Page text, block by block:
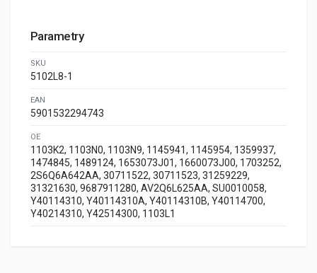
Parametry
SKU
5102L8-1
EAN
5901532294743
OE
1103K2, 1103N0, 1103N9, 1145941, 1145954, 1359937,
1474845, 1489124, 1653073J01, 1660073J00, 1703252,
2S6Q6A642AA, 30711522, 30711523, 31259229,
31321630, 9687911280, AV2Q6L625AA, SU0010058,
Y40114310, Y40114310A, Y40114310B, Y40114700,
Y40214310, Y42514300, 1103L1